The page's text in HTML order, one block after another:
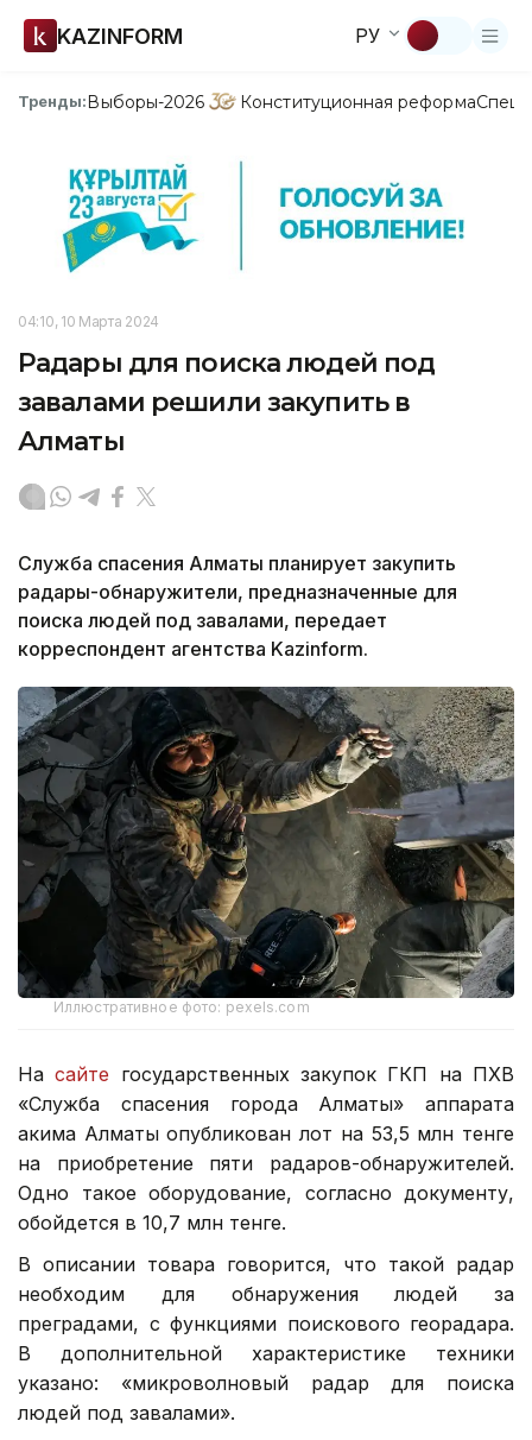
KAZINFORM РУ
Тренды:Выборы-2026 Конституционная реформа
04:10, 10 Марта 2024
Радары для поиска людей под
завалами решили закупить в
Алматы
Служба спасения Алматы планирует закупить
радары-обнаружители, предназначенные для
поиска людей под завалами, передает
корреспондент агентства Kazinform.
Иллюстративное фото: pexels.com
Насайте государственных закупок ГКП на ПХВ
«Служба спасения города Алматы» аппарата
акима Алматы опубликован лот на 53,5 млн тенге
на приобретение пяти радаров-обнаружителей.
Одно такое оборудование, согласно документу,
обойдется в 10,7 млн тенге.
В описании товара говорится, что такой радар
необходим для обнаружения людей за
преградами, с функциями поискового георадара.
В дополнительной характеристике техники
указано: «микроволновый радар для поиска
людей под завалами».